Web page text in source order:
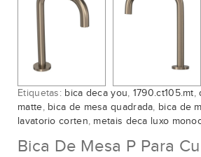
Etiquetas: bica deca you, 1790.ct105.mt,
matte, bica de mesa quadrada, bica de
lavatorio corten, metais deca luxo
Bica De Mesa P Para